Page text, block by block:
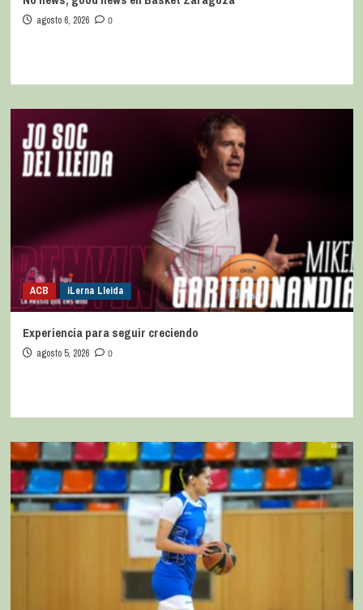
agosto 6, 2026 0
ACB iLerna Lleida
Experiencia para seguir creciendo
agosto 5, 2026 0